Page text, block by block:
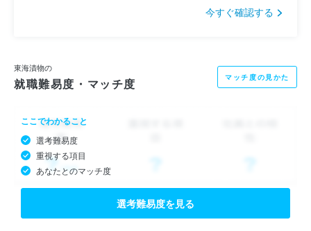
今すぐ確認する
東海漬物の
就職難易度・マッチ度 マッチ度の見かた
ここでわかること
選考難易度
重視する項目
あなたとのマッチ度
選考難易度を見る